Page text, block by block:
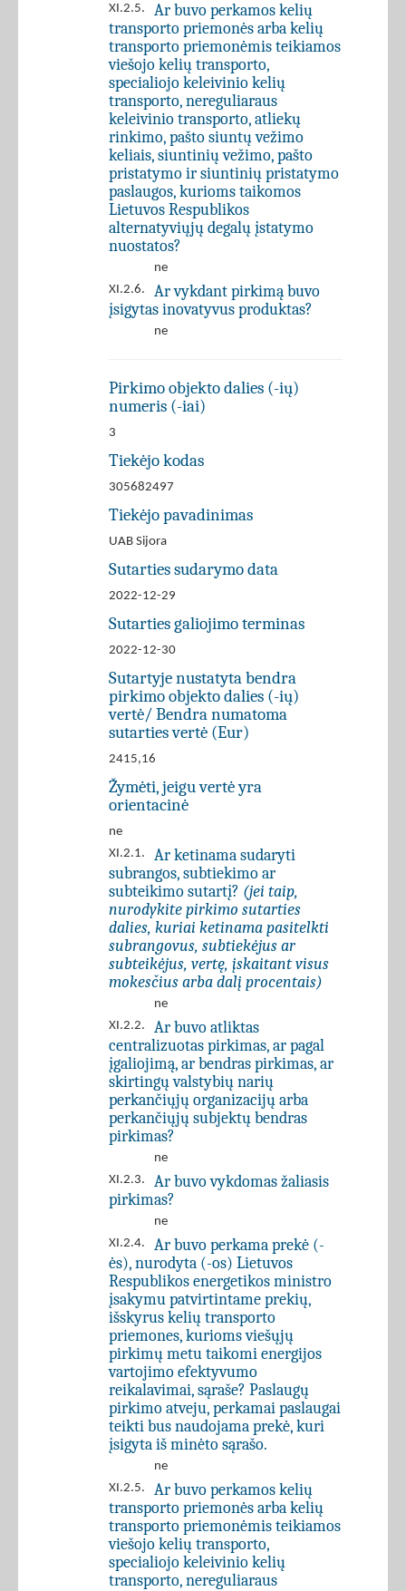
XI.2.5.
Ar buvo perkamos kelių
transporto priemonės arba kelių
transporto priemonėmis teikiamos
viešojo kelių transporto,
specialiojo keleivinio kelių
transporto, nereguliaraus
keleivinio transporto, atliekų
rinkimo, pašto siuntų vežimo
keliais, siuntinių vežimo, pašto
pristatymo ir siuntinių pristatymo
paslaugos, kurioms taikomos
Lietuvos Respublikos
alternatyviųjų degalų įstatymo
nuostatos?
ne
XI.2.6.
Ar vykdant pirkimą buvo
įsigytas inovatyvus produktas?
ne
Pirkimo objekto dalies (-ių)
numeris (-iai)
3
Tiekėjo kodas
305682497
Tiekėjo pavadinimas
UAB Sijora
Sutarties sudarymo data
2022-12-29
Sutarties galiojimo terminas
2022-12-30
Sutartyje nustatyta bendra
pirkimo objekto dalies (-ių)
vertė/ Bendra numatoma
sutarties vertė (Eur)
2415,16
Žymėti, jeigu vertė yra
orientacinė
ne
XI.2.1.
Ar ketinama sudaryti
subrangos, subtiekimo ar
subteikimo sutartį? (jei taip,
nurodykite pirkimo sutarties
dalies, kuriai ketinama pasitelkti
subrangovus, subtiekėjus ar
subteikėjus, vertę, įskaitant visus
mokesčius arba dalį procentais)
ne
XI.2.2.
Ar buvo atliktas
centralizuotas pirkimas, ar pagal
įgaliojimą, ar bendras pirkimas, ar
skirtingų valstybių narių
perkančiųjų organizacijų arba
perkančiųjų subjektų bendras
pirkimas?
ne
XI.2.3.
Ar buvo vykdomas žaliasis
pirkimas?
ne
XI.2.4.
Ar buvo perkama prekė (-
ės), nurodyta (-os) Lietuvos
Respublikos energetikos ministro
įsakymu patvirtintame prekių,
išskyrus kelių transporto
priemones, kurioms viešųjų
pirkimų metu taikomi energijos
vartojimo efektyvumo
reikalavimai, sąraše? Paslaugų
pirkimo atveju, perkamai paslaugai
teikti bus naudojama prekė, kuri
įsigyta iš minėto sąrašo.
ne
XI.2.5.
Ar buvo perkamos kelių
transporto priemonės arba kelių
transporto priemonėmis teikiamos
viešojo kelių transporto,
specialiojo keleivinio kelių
transporto, nereguliaraus